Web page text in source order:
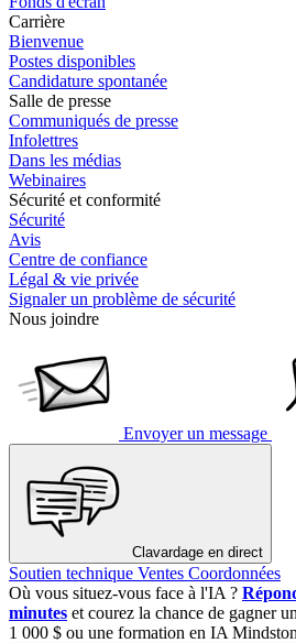
Carrière
Bienvenue
Postes disponibles
Candidature spontanée
Salle de presse
Communiqués de presse
Infolettres
Dans les médias
Webinaires
Sécurité et conformité
Sécurité
Avis
Centre de confiance
Légal & vie privée
Signaler un problème de sécurité
Nous joindre
Envoyer un message
Clavardage en direct
Soutien technique Ventes Coordonnées
Où vous situez-vous face à l'IA ?
minutes et courez la chance de gagner
1 000 $ ou une formation en IA